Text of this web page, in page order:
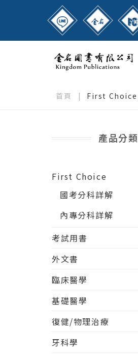
首頁 | First Choice
產品分類
First Choice
國考分科詳解
內專分科詳解
考試用書
外文書
臨床醫學
基礎醫學
復健/物理治療
牙科學